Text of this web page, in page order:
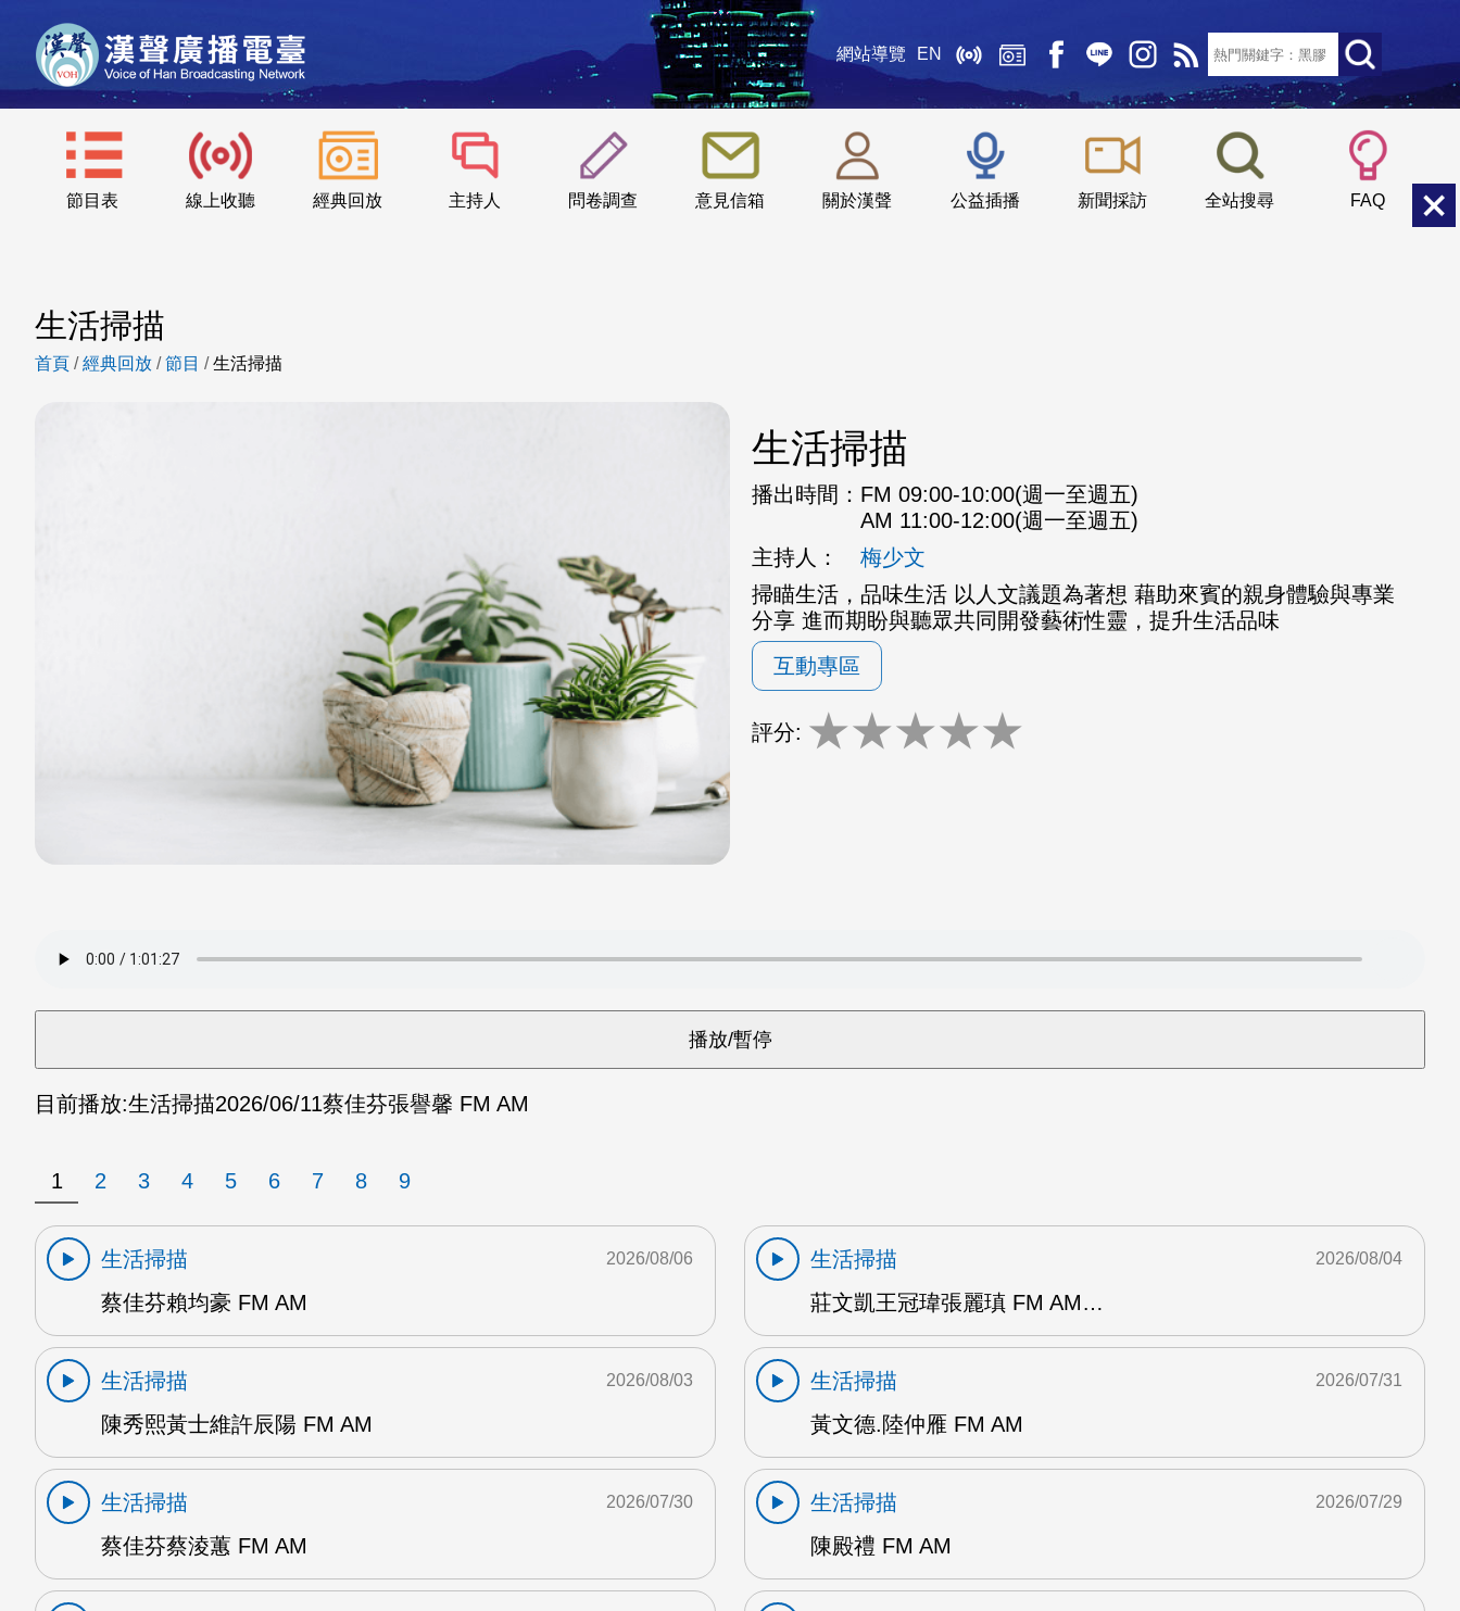
網站導覽 EN
節目表 線上收聽 經典回放 主持人 問卷調查 意見信箱 關於漢聲 公益插播 新聞採訪 全站搜尋 FAQ
::: 小 中
生活掃描
首頁 /經典回放 /節目 /生活掃描
生活掃描
播出時間： FM 09:00-10:00(週一至週五)
AM 11:00-12:00(週一至週五)
主持人：
梅少文
掃瞄生活，品味生活 以人文議題為著想 藉助來賓的親身體驗與專業
分享 進而期盼與聽眾共同開發藝術性靈，提升生活品味
互動專區
評分: ★★★★★
目前播放:生活掃描2026/06/11蔡佳芬張譽馨 FM AM
1 2 3 4 5 6 7 8 9
生活掃描
蔡佳芬賴均豪 FM AM
2026/08/06
生活掃描
莊文凱王冠瑋張麗瑱 FM AM…
2026/08/04
生活掃描
陳秀熙黃士維許辰陽 FM AM
2026/08/03
生活掃描
黃文德.陸仲雁 FM AM
2026/07/31
生活掃描
蔡佳芬蔡淩蕙 FM AM
2026/07/30
生活掃描
陳殿禮 FM AM
2026/07/29